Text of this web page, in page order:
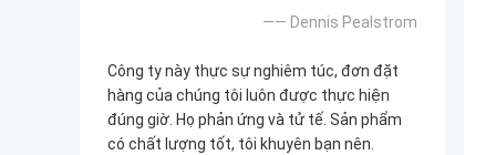
—— Dennis Pealstrom
Công ty này thực sự nghiêm túc, đơn đặt
hàng của chúng tôi luôn được thực hiện
đúng giờ. Họ phản ứng và tử tế. Sản phẩm
có chất lượng tốt, tôi khuyên bạn nên.